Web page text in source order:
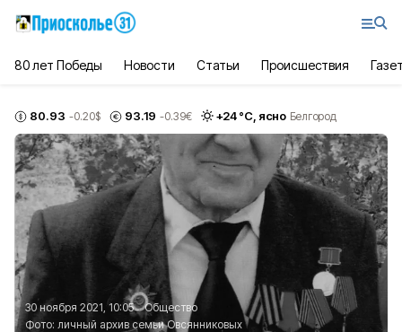
80 лет Победы Новости Статьи Происшествия
80.93 -0.20$ 93.19 -0.39€ +24°С, ясно Белгород
30 ноября 2021, 10:05
Общество
Фото: личный архив семьи Овсянниковых